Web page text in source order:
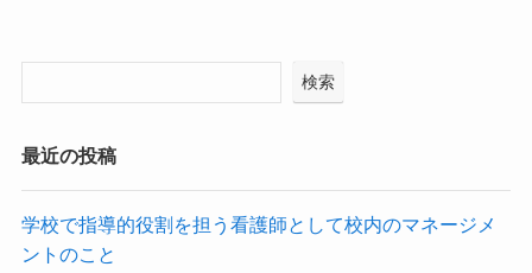
検索
最近の投稿
学校で指導的役割を担う看護師として校内のマネージメ
ントのこと